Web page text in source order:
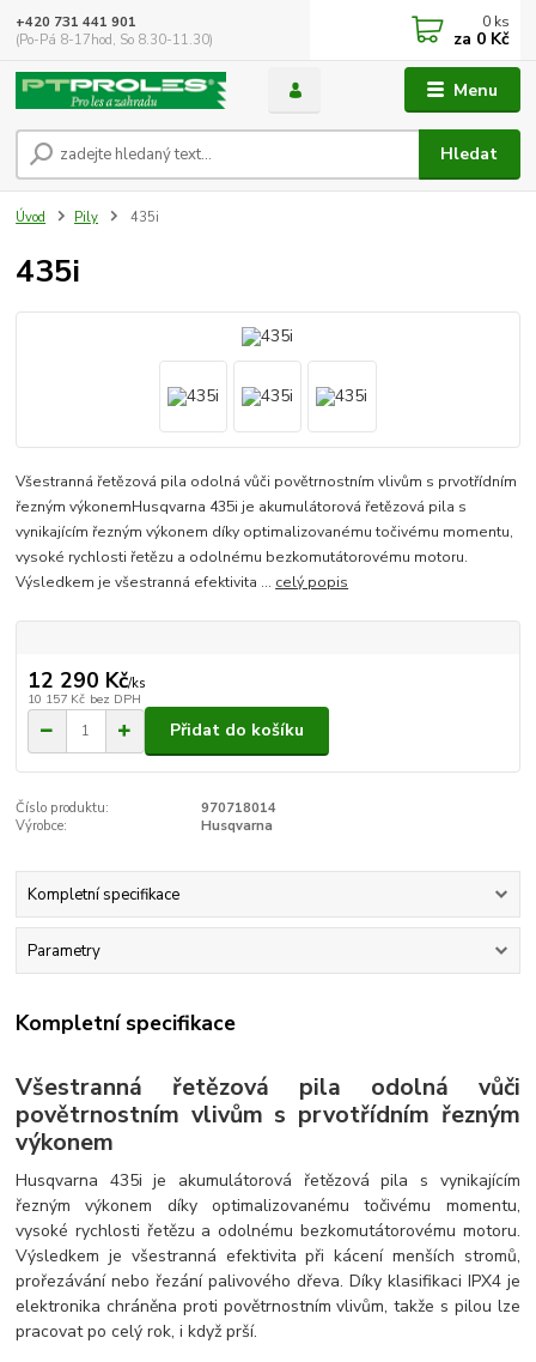
Menu
Hledat
+420 731 441 901
(Po-Pá 8-17hod, So 8.30-11.30)
0 ks
za 0 Kč
Úvod Pily 435i
435i
Všestranná řetězová pila odolná vůči povětrnostním vlivům s prvotřídním
řezným výkonem​ Husqvarna 435i je akumulátorová řetězová pila s
vynikajícím řezným výkonem díky optimalizovanému točivému momentu,
vysoké rychlosti řetězu a odolnému bezkomutátorovému motoru.
Výsledkem je všestranná efektivita ... celý popis
12 290 Kč/ks
10 157 Kč bez DPH
Přidat do košíku
Číslo produktu:
970718014
Výrobce:
Husqvarna
Kompletní specifikace
Parametry
Kompletní specifikace
Všestranná řetězová pila odolná vůči
povětrnostním vlivům s prvotřídním řezným
výkonem​
Husqvarna 435i je akumulátorová řetězová pila s vynikajícím
řezným výkonem díky optimalizovanému točivému momentu,
vysoké rychlosti řetězu a odolnému bezkomutátorovému motoru.
Výsledkem je všestranná efektivita při kácení menších stromů,
prořezávání nebo řezání palivového dřeva. Díky klasifikaci IPX4 je
elektronika chráněna proti povětrnostním vlivům, takže s pilou lze
pracovat po celý rok, i když prší.